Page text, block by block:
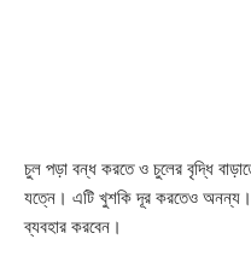
চুল পড়া বন্ধ করতে ও চুলের বৃদ্ধি
যত্নে। এটি খুশকি দূর করতেও অনন্য।
ব্যবহার করবেন।